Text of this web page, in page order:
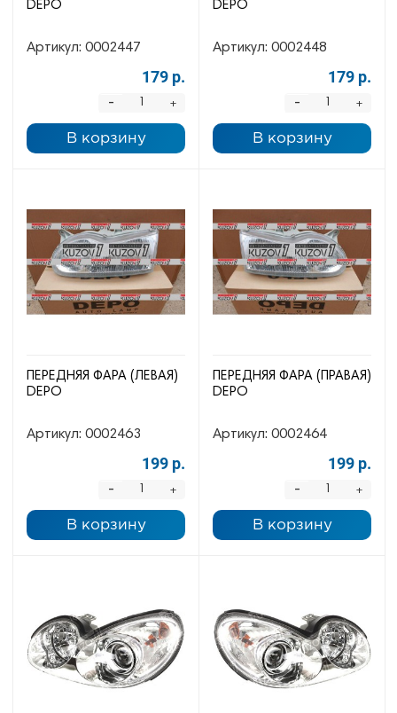
DEPO
Артикул: 0002447
179 р.
+
-
В корзину
DEPO
Артикул: 0002448
179 р.
+
-
В корзину
ПЕРЕДНЯЯ ФАРА (ЛЕВАЯ)
DEPO
Артикул: 0002463
199 р.
+
-
В корзину
ПЕРЕДНЯЯ ФАРА (ПРАВАЯ)
DEPO
Артикул: 0002464
199 р.
+
-
В корзину